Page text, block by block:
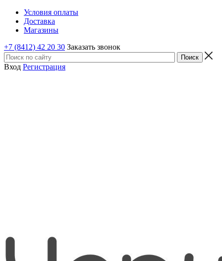
Условия оплаты
Доставка
Магазины
+7 (8412) 42 20 30 Заказать звонок
Вход Регистрация